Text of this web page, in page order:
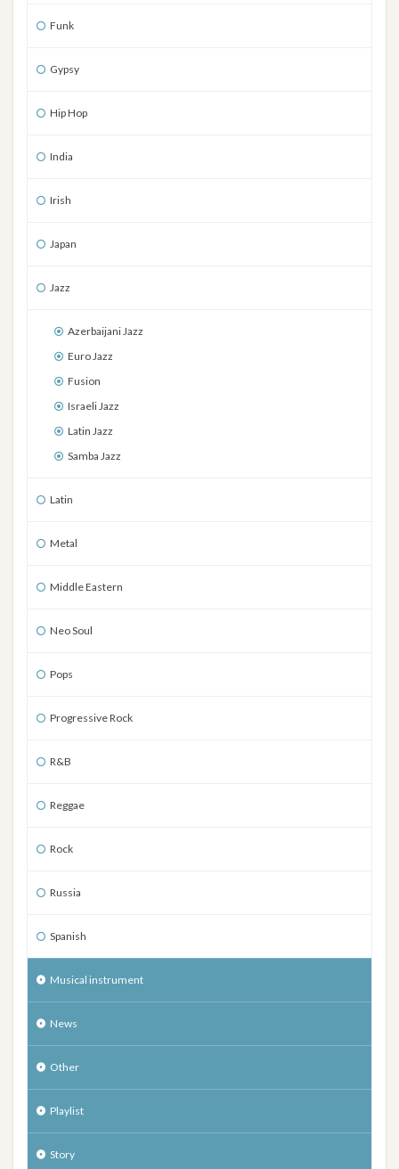
Funk
Gypsy
Hip Hop
India
Irish
Japan
Jazz
Azerbaijani Jazz
Euro Jazz
Fusion
Israeli Jazz
Latin Jazz
Samba Jazz
Latin
Metal
Middle Eastern
Neo Soul
Pops
Progressive Rock
R&B
Reggae
Rock
Russia
Spanish
Musical instrument
News
Other
Playlist
Story